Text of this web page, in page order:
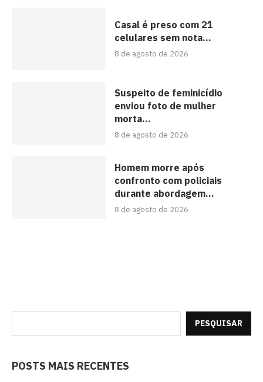
Casal é preso com 21
celulares sem nota...
8 de agosto de 2026
Suspeito de feminicídio
enviou foto de mulher
morta...
8 de agosto de 2026
Homem morre após
confronto com policiais
durante abordagem...
8 de agosto de 2026
PESQUISAR
POSTS MAIS RECENTES